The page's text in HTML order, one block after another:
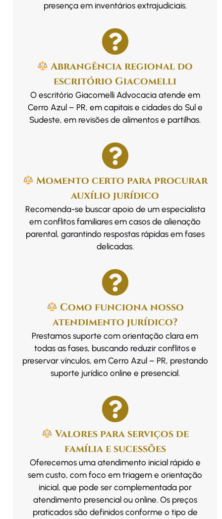
presença em inventários extrajudiciais.
Abrangência regional do
escritório Giacomelli
O escritório Giacomelli Advocacia atende em
Cerro Azul – PR, em capitais e cidades do Sul e
Sudeste, em revisões de alimentos e partilhas.
Momento certo para procurar
auxílio jurídico
Recomenda-se buscar apoio de um especialista
em conflitos familiares em casos de alienação
parental, garantindo respostas rápidas em fases
delicadas.
Como funciona nosso
atendimento jurídico?
Prestamos suporte com orientação clara em
todas as fases, buscando reduzir conflitos e
preservar vínculos, em Cerro Azul – PR, prestando
suporte jurídico online e presencial.
Valores para serviços de
família e sucessões
Oferecemos uma atendimento inicial rápido e
sem custo, com foco em triagem e orientação
inicial, que pode ser complementada por
atendimento presencial ou online. Os preços
praticados são definidos conforme o tipo de